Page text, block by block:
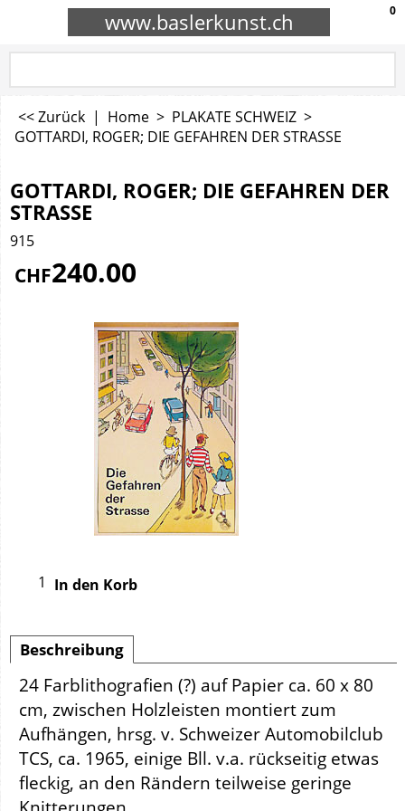
www.baslerkunst.ch 0
<< Zurück | Home > PLAKATE SCHWEIZ >
GOTTARDI, ROGER; DIE GEFAHREN DER STRASSE
GOTTARDI, ROGER; DIE GEFAHREN DER
STRASSE
915
CHF240.00
In den Korb
Beschreibung
24 Farblithografien (?) auf Papier ca. 60 x 80
cm, zwischen Holzleisten montiert zum
Aufhängen, hrsg. v. Schweizer Automobilclub
TCS, ca. 1965, einige Bll. v.a. rückseitig etwas
fleckig, an den Rändern teilweise geringe